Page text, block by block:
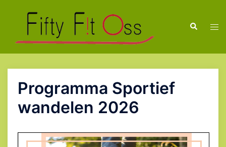
inhoud
Zoeken
Programma Sportief
wandelen 2026